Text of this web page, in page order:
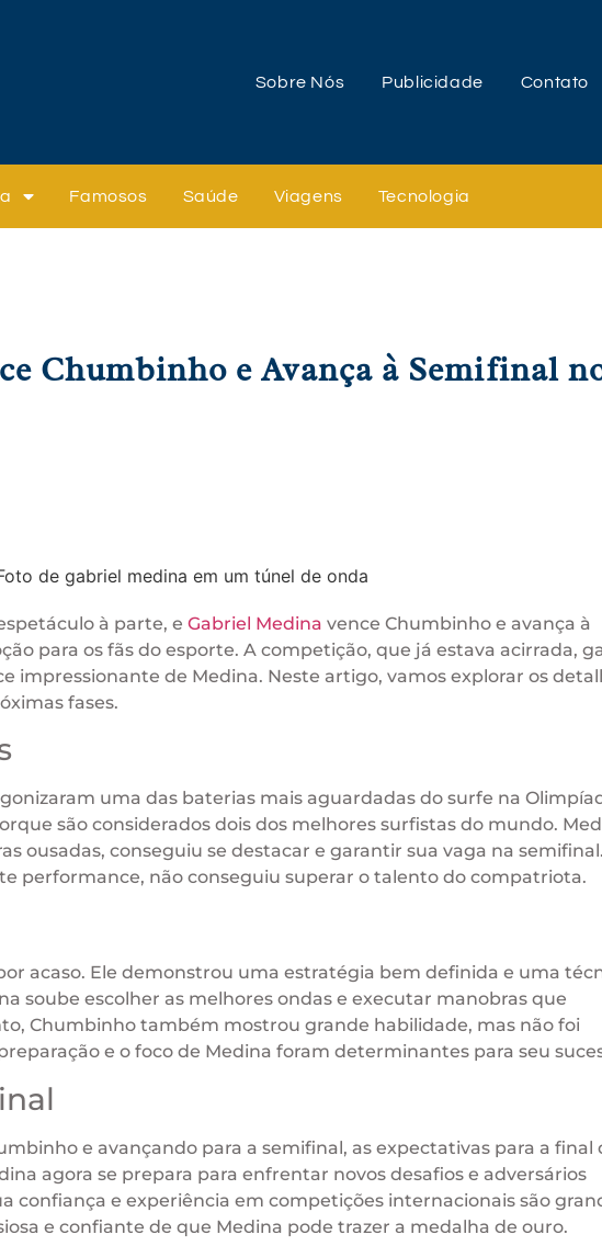
Sobre Nós Publicidade Contato
Famosos Saúde Viagens Tecnologia
Chumbinho e Avança à Semifinal
à parte, e Gabriel Medina vence Chumbinho e avança à
para os fãs do esporte. A competição, que já estava acirrada,
impressionante de Medina. Neste artigo, vamos explorar os
fases.
uma das baterias mais aguardadas do surfe na
são considerados dois dos melhores surfistas do mundo.
ousadas, conseguiu se destacar e garantir sua vaga na semifinal.
performance, não conseguiu superar o talento do compatriota.
acaso. Ele demonstrou uma estratégia bem definida e uma
soube escolher as melhores ondas e executar manobras que
Chumbinho também mostrou grande habilidade, mas não foi
e o foco de Medina foram determinantes para seu
e avançando para a semifinal, as expectativas para a final
agora se prepara para enfrentar novos desafios e adversários
confiança e experiência em competições internacionais são
e confiante de que Medina pode trazer a medalha de ouro.